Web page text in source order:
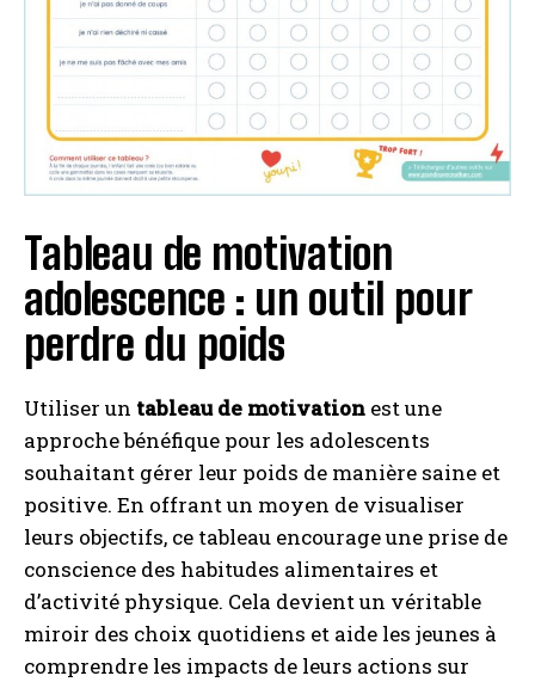
Tableau de motivation
adolescence : un outil pour
perdre du poids
Utiliser un tableau de motivation est une
approche bénéfique pour les adolescents
souhaitant gérer leur poids de manière saine et
positive. En offrant un moyen de visualiser
leurs objectifs, ce tableau encourage une prise de
conscience des habitudes alimentaires et
d’activité physique. Cela devient un véritable
miroir des choix quotidiens et aide les jeunes à
comprendre les impacts de leurs actions sur